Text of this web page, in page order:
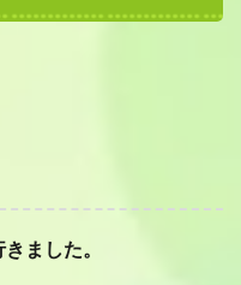
ました。